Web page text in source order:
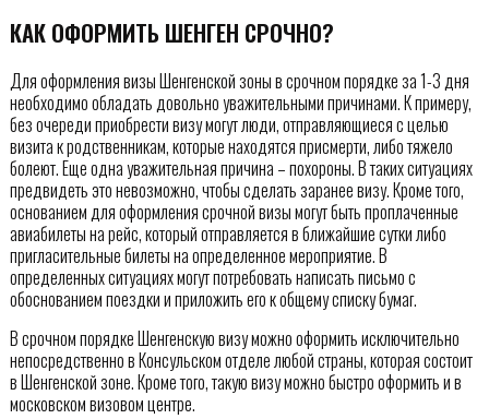
КАК ОФОРМИТЬ ШЕНГЕН СРОЧНО?
Для оформления визы Шенгенской зоны в срочном порядке за 1-3 дня
необходимо обладать довольно уважительными причинами. К примеру,
без очереди приобрести визу могут люди, отправляющиеся с целью
визита к родственникам, которые находятся присмерти, либо тяжело
болеют. Еще одна уважительная причина – похороны. В таких ситуациях
предвидеть это невозможно, чтобы сделать заранее визу. Кроме того,
основанием для оформления срочной визы могут быть проплаченные
авиабилеты на рейс, который отправляется в ближайшие сутки либо
пригласительные билеты на определенное мероприятие. В
определенных ситуациях могут потребовать написать письмо с
обоснованием поездки и приложить его к общему списку бумаг.
В срочном порядке Шенгенскую визу можно оформить исключительно
непосредственно в Консульском отделе любой страны, которая состоит
в Шенгенской зоне. Кроме того, такую визу можно быстро оформить и в
московском визовом центре.